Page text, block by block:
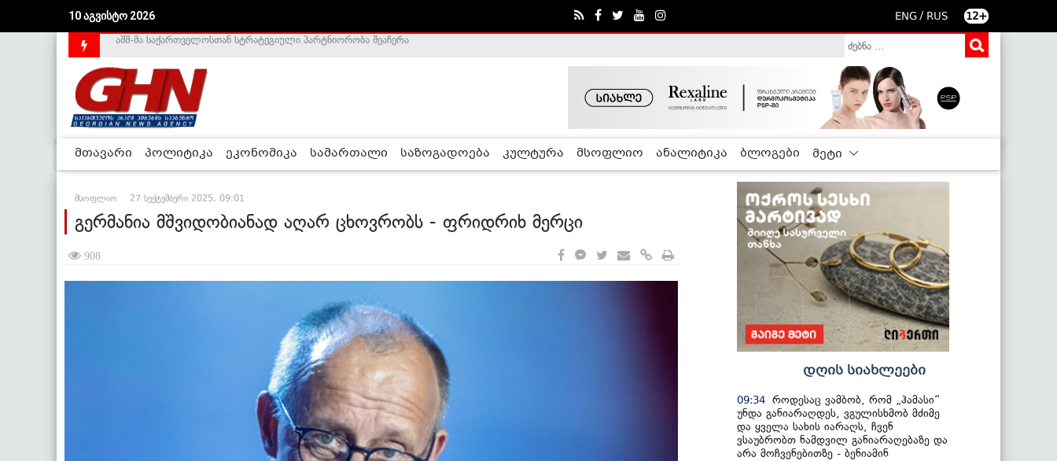
10 აგვისტო 2026 ENG / RUS 12+
საქართველოს დე-ფაქტო მთავრობა არალეგიტიმურია - ჰელსინკის კომისია
მთავარი პოლიტიკა ეკონომიკა სამართალი საზოგადოება კულტურა მსოფლიო ანალიტიკა ბლოგები მეტი
მსოფლიო 27 სექტემბერი 2025, 09:01
გერმანია მშვიდობიანად აღარ ცხოვრობს - ფრიდრიხ მერცი
908
დღის სიახლეები
09:34 როდესაც ვამბობ, რომ „ჰამასი“
უნდა განიარაღდეს, ვგულისხმობ მძიმე
და ყველა სახის იარაღს, ჩვენ
ვსაუბრობთ ნამდვილ განიარაღებაზე და
არა მოჩვენებითზე - ბენიამინ